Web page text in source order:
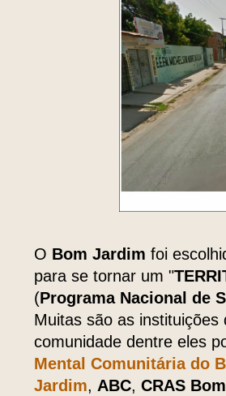
O Bom Jardim foi
para se tornar um "
(Programa Nacional de
Muitas são as
comunidade dentre eles
Mental Comunitária do
Jardim, ABC, CRAS